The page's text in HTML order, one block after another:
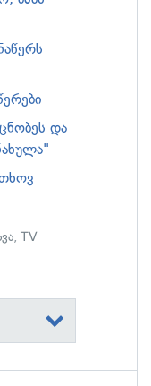
და
,TV